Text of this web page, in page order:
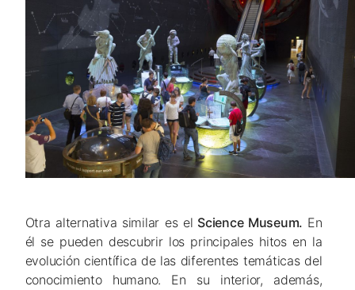
Otra alternativa similar es el Science Museum. En
él se pueden descubrir los principales hitos en la
evolución científica de las diferentes temáticas del
conocimiento humano. En su interior, además,